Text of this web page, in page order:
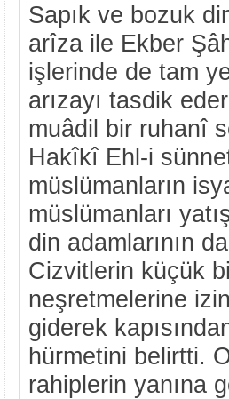
Sapık ve bozuk
arîza ile Ekber
işlerinde de tam
arızayı tasdik
muâdil bir ruhanî
Hakîkî Ehl-i
müslümanların
müslümanları
din adamlarının
Cizvitlerin küçük
neşretmelerine
giderek
hürmetini belirtti.
rahiplerin yanına